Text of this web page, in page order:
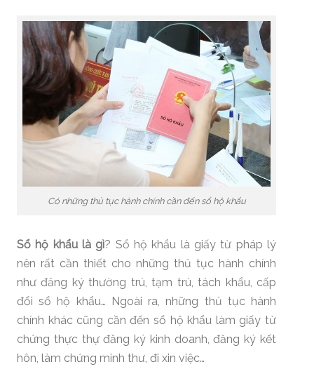
Có những thủ tục hành chính cần đến sổ hộ khẩu
Sổ hộ khẩu là gì? Sổ hộ khẩu là giấy từ pháp lý
nên rất cần thiết cho những thủ tục hành chính
như đăng ký thường trú, tạm trú, tách khẩu, cấp
đổi sổ hộ khẩu… Ngoài ra, những thủ tục hành
chính khác cũng cần đến sổ hộ khẩu làm giấy từ
chứng thực thự đăng ký kinh doanh, đăng ký kết
hôn, làm chứng minh thư, đi xin việc…